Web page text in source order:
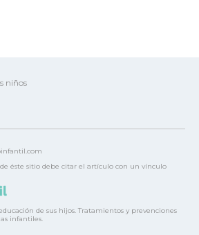
niños
éste sitio debe citar el artículo con un vínculo
de sus hijos. Tratamientos y prevenciones
infantiles.